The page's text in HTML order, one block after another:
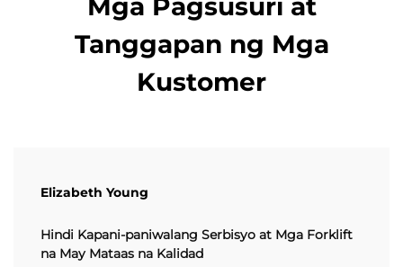
Mga Pagsusuri at
Tanggapan ng Mga
Kustomer
Elizabeth Young
Hindi Kapani-paniwalang Serbisyo at Mga Forklift
na May Mataas na Kalidad